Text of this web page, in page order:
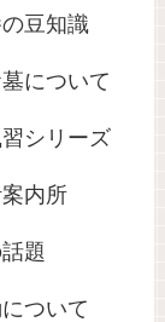
豆知識
について
シリーズ
内所
題
ついて